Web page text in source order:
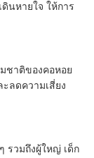
นหายใจ ให้การ
ชาติของคอหอย
ลดความเสี่ยง
รวมถึงผู้ใหญ่ เด็ก